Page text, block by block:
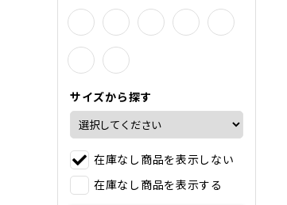
サイズから探す
在庫なし商品を表示しない
在庫なし商品を表示する